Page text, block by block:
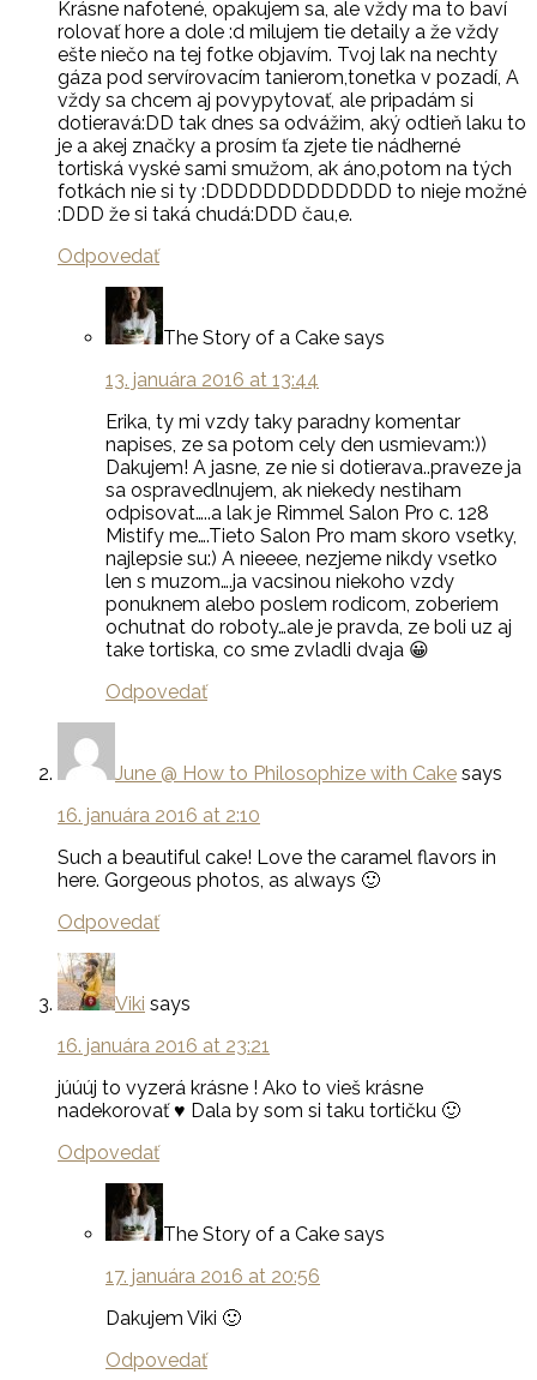
Krásne nafotené, opakujem sa, ale vždy ma to baví
rolovať hore a dole :d milujem tie detaily a že vždy
ešte niečo na tej fotke objavím. Tvoj lak na nechty
gáza pod servírovacím tanierom,tonetka v pozadí, A
vždy sa chcem aj povypytovať, ale pripadám si
dotieravá:DD tak dnes sa odvážim, aký odtieň laku to
je a akej značky a prosím ťa zjete tie nádherné
tortiská vyské sami smužom, ak áno,potom na tých
fotkách nie si ty :DDDDDDDDDDDDD to nieje možné
:DDD že si taká chudá:DDD čau,e.
Odpovedať
The Story of a Cake says
13. januára 2016 at 13:44
Erika, ty mi vzdy taky paradny komentar
napises, ze sa potom cely den usmievam:))
Dakujem! A jasne, ze nie si dotierava..praveze ja
sa ospravedlnujem, ak niekedy nestiham
odpisovat…..a lak je Rimmel Salon Pro c. 128
Mistify me….Tieto Salon Pro mam skoro vsetky,
najlepsie su:) A nieeee, nezjeme nikdy vsetko
len s muzom….ja vacsinou niekoho vzdy
ponuknem alebo poslem rodicom, zoberiem
ochutnat do roboty…ale je pravda, ze boli uz aj
take tortiska, co sme zvladli dvaja 😀
Odpovedať
June @ How to Philosophize with Cake says
16. januára 2016 at 2:10
Such a beautiful cake! Love the caramel flavors in
here. Gorgeous photos, as always 🙂
Odpovedať
Viki says
16. januára 2016 at 23:21
júúúj to vyzerá krásne ! Ako to vieš krásne
nadekorovať ♥ Dala by som si taku tortičku 🙂
Odpovedať
The Story of a Cake says
17. januára 2016 at 20:56
Dakujem Viki 🙂
Odpovedať